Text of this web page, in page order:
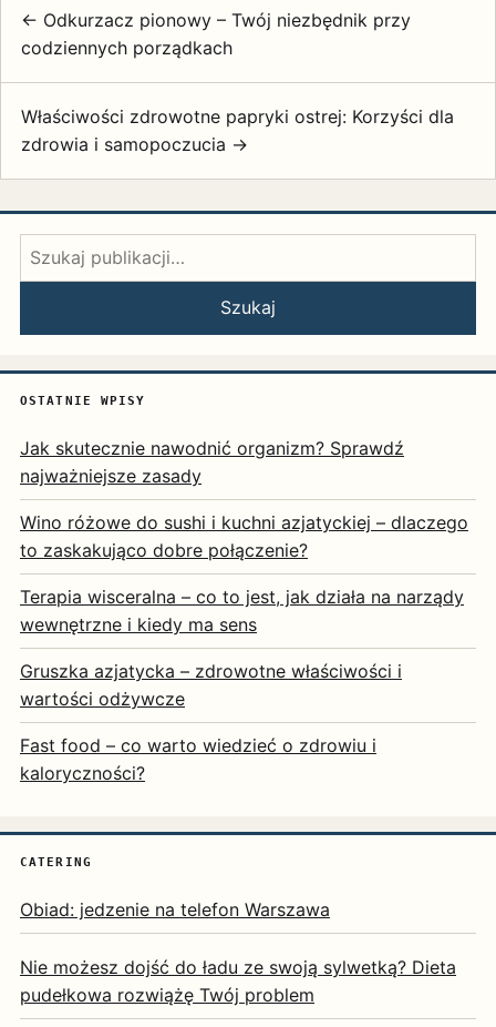
← Odkurzacz pionowy – Twój niezbędnik przy
codziennych porządkach
Właściwości zdrowotne papryki ostrej: Korzyści dla
zdrowia i samopoczucia →
Szukaj:
Szukaj
OSTATNIE WPISY
Jak skutecznie nawodnić organizm? Sprawdź
najważniejsze zasady
Wino różowe do sushi i kuchni azjatyckiej – dlaczego
to zaskakująco dobre połączenie?
Terapia wisceralna – co to jest, jak działa na narządy
wewnętrzne i kiedy ma sens
Gruszka azjatycka – zdrowotne właściwości i
wartości odżywcze
Fast food – co warto wiedzieć o zdrowiu i
kaloryczności?
CATERING
Obiad: jedzenie na telefon Warszawa
Nie możesz dojść do ładu ze swoją sylwetką? Dieta
pudełkowa rozwiążę Twój problem